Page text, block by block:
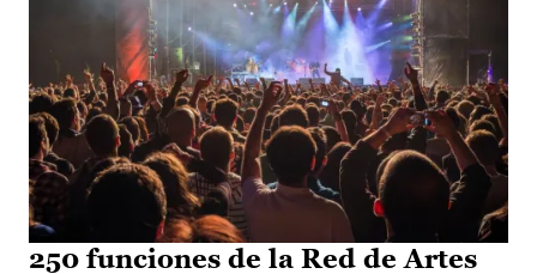
250 funciones de la Red de Artes